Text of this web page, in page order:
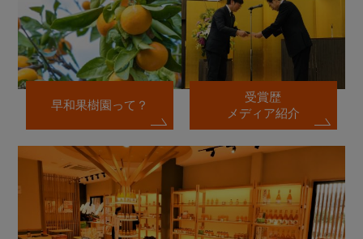
早和果樹園って？
受賞歴
メディア紹介